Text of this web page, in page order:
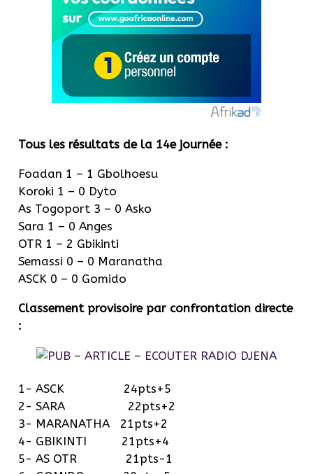
Tous les résultats de la 14e journée :
Foadan 1 – 1 Gbolhoesu
Koroki 1 – 0 Dyto
As Togoport 3 – 0 Asko
Sara 1 – 0 Anges
OTR 1 – 2 Gbikinti
Semassi 0 – 0 Maranatha
ASCK 0 – 0 Gomido
Classement provisoire par confrontation directe
:
1- ASCK 24pts+5
2- SARA 22pts+2
3- MARANATHA 21pts+2
4- GBIKINTI 21pts+4
5- AS OTR 21pts-1